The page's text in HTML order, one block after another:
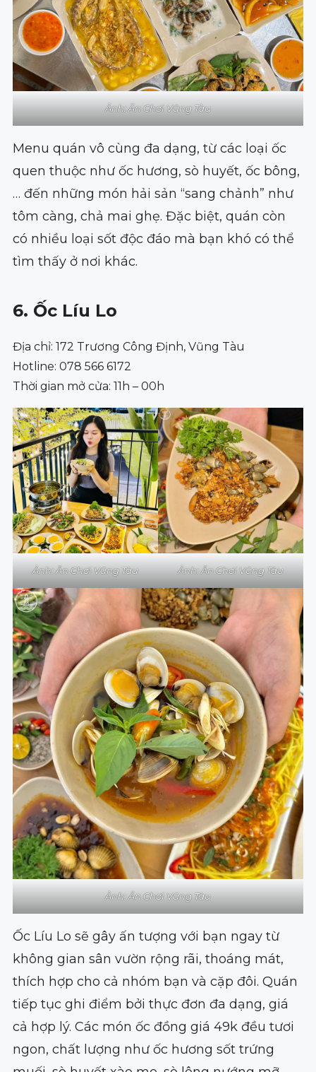
Ảnh: Ăn Chơi Vũng Tàu
Menu quán vô cùng đa dạng, từ các loại ốc
quen thuộc như ốc hương, sò huyết, ốc bông,
… đến những món hải sản “sang chảnh” như
tôm càng, chả mai ghẹ. Đặc biệt, quán còn
có nhiều loại sốt độc đáo mà bạn khó có thể
tìm thấy ở nơi khác.
6. Ốc Líu Lo
Địa chỉ: 172 Trương Công Định, Vũng Tàu
Hotline: 078 566 6172
Thời gian mở cửa: 11h – 00h
Ảnh: Ăn Chơi Vũng Tàu Ảnh: Ăn Chơi Vũng Tàu
Ảnh: Ăn Chơi Vũng Tàu
Ốc Líu Lo sẽ gây ấn tượng với bạn ngay từ
không gian sân vườn rộng rãi, thoáng mát,
thích hợp cho cả nhóm bạn và cặp đôi. Quán
tiếp tục ghi điểm bởi thực đơn đa dạng, giá
cả hợp lý. Các món ốc đồng giá 49k đều tươi
ngon, chất lượng như ốc hương sốt trứng